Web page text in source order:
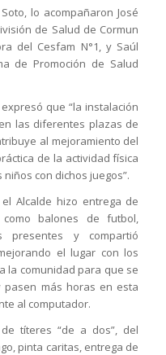
lo acompañaron José
de Salud de Cormun
del Cesfam N°1, y Saúl
de Promoción de Salud
que “la instalación
las diferentes plazas de
al mejoramiento del
de la actividad física
con dichos juegos”.
Alcalde hizo entrega de
como balones de futbol,
y compartió
el lugar con los
la comunidad para que se
más horas en esta
al computador.
títeres “de a dos”, del
pinta caritas, entrega de